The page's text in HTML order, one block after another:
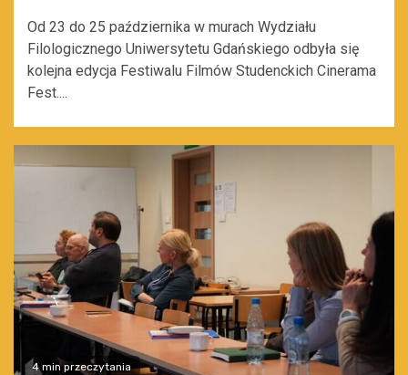
Od 23 do 25 października w murach Wydziału
Filologicznego Uniwersytetu Gdańskiego odbyła się
kolejna edycja Festiwalu Filmów Studenckich Cinerama
Fest....
4 min przeczytania